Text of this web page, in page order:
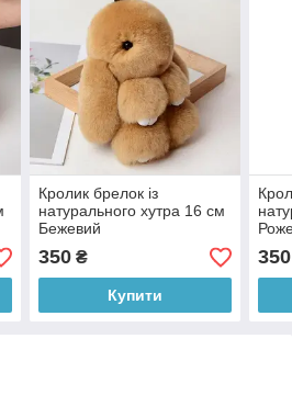
Кролик брелок із
натурального хутра 16 см
Бежевий
350₴
Купити
350